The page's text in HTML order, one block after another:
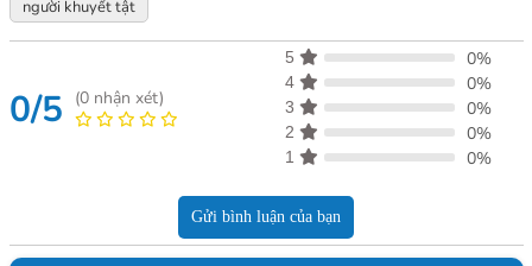
người khuyết tật
0/5 (0nhận xét)
5 0%
4 0%
3 0%
2 0%
1 0%
Gửi bình luận của bạn